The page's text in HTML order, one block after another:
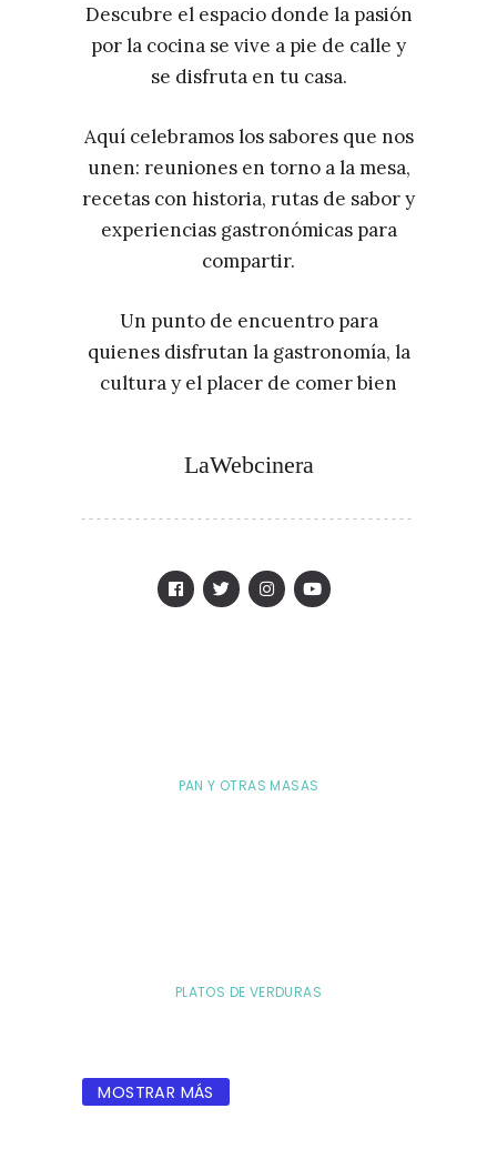
Descubre el espacio donde la pasión
por la cocina se vive a pie de calle y
se disfruta en tu casa.
Aquí celebramos los sabores que nos
unen: reuniones en torno a la mesa,
recetas con historia, rutas de sabor y
experiencias gastronómicas para
compartir.
Un punto de encuentro para
quienes disfrutan la gastronomía, la
cultura y el placer de comer bien
LaWebcinera
PAN Y OTRAS MASAS
PLATOS DE VERDURAS
MOSTRAR MÁS